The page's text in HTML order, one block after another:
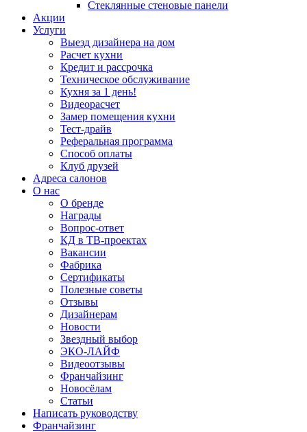
Стеклянные стеновые панели
Акции
Услуги
Выезд дизайнера на дом
Расчет кухни
Кредит и рассрочка
Техническое обслуживание
Кухня за 1 день!
Видеорасчет
Замер помещения кухни
Тест-драйв
Реферальная программа
Способ оплаты
Клуб друзей
Адреса салонов
О нас
О бренде
Награды
Вопрос-ответ
КД в ТВ-проектах
Вакансии
Фабрика
Сертификаты
Полезные советы
Отзывы
Дизайнерам
Новости
Звездный выбор
ЭКО-ЛАЙФ
Видеоотзывы
Франчайзинг
Новосёлам
Статьи
Написать руководству
Франчайзинг